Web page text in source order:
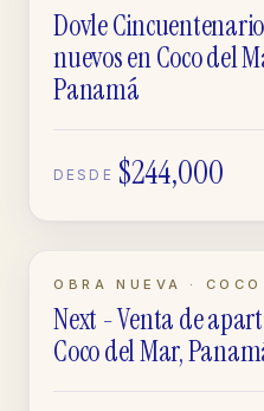
APARTAMENTO
Dovle
nuevos en Coco del
Panamá
DESDE $244,000
EN CONSTRUCCIÓN
APARTAMENTO
OBRA NUEVA ·
Next - Venta de
Coco del Mar,